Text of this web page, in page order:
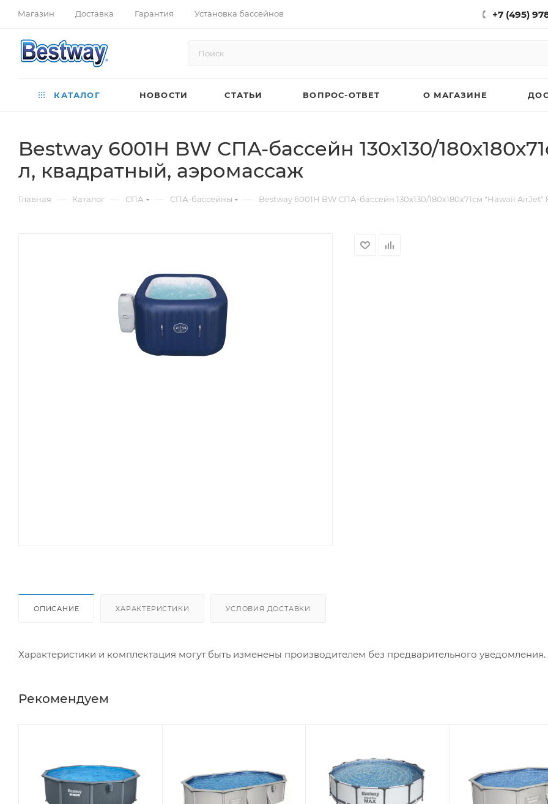
Магазин Доставка Гарантия Установка бассейнов +7 (495)
КАТАЛОГ НОВОСТИ СТАТЬИ ВОПРОС-ОТВЕТ О МАГАЗИНЕ
Bestway 6001H BW СПА-бассейн 130х130/
л, квадратный, аэромассаж
Главная — Каталог — СПА — СПА-бассейны — Bestway 6001H BW СПА-бассейн 130х130/180х180х71см "Hawaii
ОПИСАНИЕ ХАРАКТЕРИСТИКИ УСЛОВИЯ ДОСТАВКИ
Характеристики и комплектация могут быть изменены производителем без предварительного уведомления.
Рекомендуем